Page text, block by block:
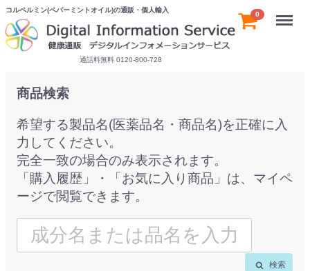
コルペルミン(ペパーミントオイル)の通販・個人輸入
通話料無料 0120-800-728
0 Menu
商品検索
希望する製品名(医薬品名・商品名)を正確に入
力してください。
完全一致の場合のみ表示されます。
「購入履歴」・「お気に入り商品」は、マイペ
ージで閲覧できます。
検索